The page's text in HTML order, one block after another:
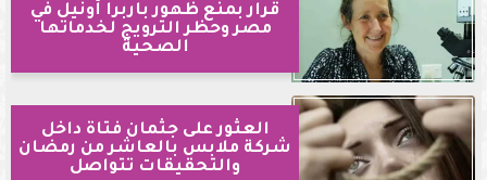
قرار بمنع ظهور باربرا أونيل في
مصر وحظر الترويج لخدماتها
الصحية
العثور على جثمان فتاة داخل
شركة ملابس بالعاشر من رمضان
والتحقيقات تتواصل